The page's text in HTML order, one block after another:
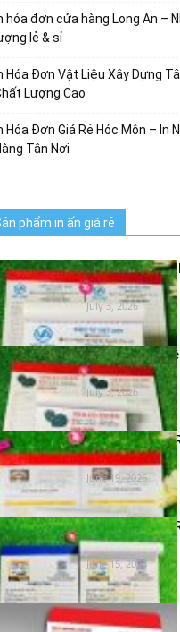
hóa đơn cửa hàng Long An –
lẻ & sỉ
Hóa Đơn Vật Liệu Xây Dựng
Lượng Cao
Hóa Đơn Giá Rẻ Hóc Môn – In
Tận Nơi
phẩm in ấn giá rẻ
In Hóa Đơn Bán
Giá Rẻ – In...
July 3, 2026
In Hóa Đơn 2
Rẻ | In...
July 3, 2026
In Hóa Đơn Giá
In Hóa Đơn...
June 19, 2026
In Hóa Đơn Giá
Dịch Vụ In...
June 15, 2026
In bao thư công